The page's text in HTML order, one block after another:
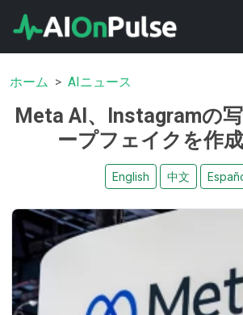
ホーム AIニュース
Meta AI、Instagramの
ープフェイクを作
English 中文